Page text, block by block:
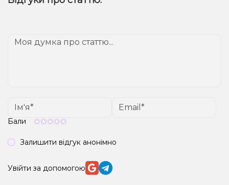
різноманіттю смаків та компактності, оптимальним
Бали
Залишити відгук анонімно
Увійти за допомогою